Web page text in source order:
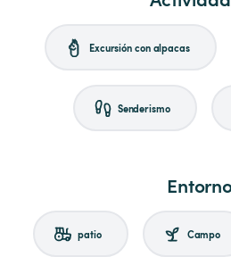
Excursión con alpacas
Senderismo
patio Campo